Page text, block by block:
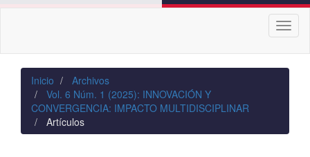
Inicio
Archivos
Vol. 6 Núm. 1 (2025): INNOVACIÓN Y
CONVERGENCIA: IMPACTO MULTIDISCIPLINAR
Artículos